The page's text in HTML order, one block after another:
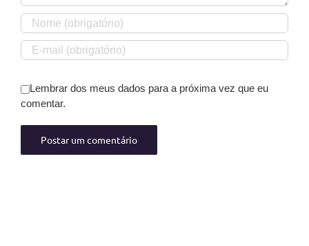
Lembrar dos meus dados para a próxima vez que eu
comentar.